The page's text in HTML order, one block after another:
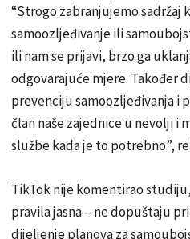
“Strogo zabranjujemo sadržaj
samoozljeđivanje ili
ili nam se prijavi, brzo ga
odgovarajuće mjere. Također
prevenciju samoozljeđivanja i
član naše zajednice u nevolji i
službe kada je to potrebno”,
TikTok nije komentirao
pravila jasna – ne dopuštaju
dijeljenje planova za